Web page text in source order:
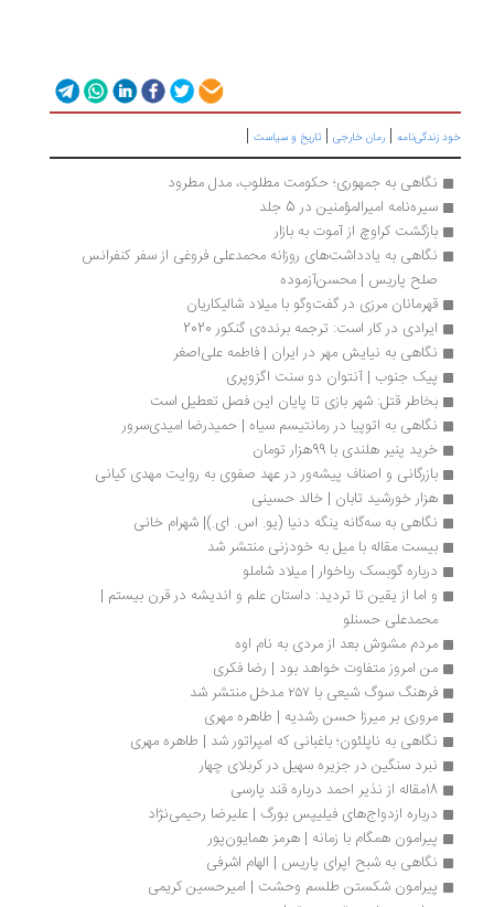
زندگی‌نامه|رمان خارجی|تاریخ و سیاست |
نگاهی به جمهوری؛ حکومت مطلوب، مدل مطرود
سیره‌نامه امیرالمؤمنین در 5 جلد
بازگشت کراوچ از آموت به بازار
نگاهی به یادداشت‌های روزانه محمد‌علی فروغی از سفر کنفرانس
صلح پاریس | محسن‌آزموده
قهرمانان مرزی در گفت‌وگو با میلاد شالیکاریان
ایرادی در کار است: ترجمه برنده‌ی گنکور 2020
نگاهی به نیایش مهر در ایران | فاطمه علی‌اصغر
پیک جنوب | آنتوان دو سنت اگزوپری
بخاطر قتل: شهر بازی تا پایان این فصل تعطیل است
نگاهی به اتوپیا در رمانتیسم سیاه | حمیدرضا امیدی‌سرور
خرید پنیر هلندی با 99هزار تومان
بازرگانی و اصناف پیشه‌ور در عهد صفوی به روایت مهدی کیانی
هزار خورشید تابان | خالد حسینی
نگاهی به سه‌گانه ینگه دنیا (یو. اس. ای.)| شهرام خانی
بیست مقاله با میل به خودزنی منتشر شد
درباره گوبسک رباخوار | میلاد شاملو
و اما از یقین تا تردید: داستان علم و اندیشه در قرن بیستم |
محمدعلی حسنلو
مردم مشوش بعد از مردی به نام اوه
من امروز متفاوت خواهد بود | رضا فکری
فرهنگ سوگ شیعی با ۲۵۷ مدخل منتشر شد
مروری بر میرزا حسن رشدیه | طاهره مهری
نگاهی به ناپلئون؛ باغبانی که امپراتور شد | طاهره مهری
نبرد سنگین در جزیره سهیل در کربلای چهار
درباره ازدواج‌های فیلیپس بورگ | علیرضا رحیمی‌نژاد
پیرامون همگام با زمانه | هرمز همایون‌پور
نگاهی به شبح اپرای پاریس | الهام اشرفی
پیرامون شکستن طلسم وحشت | امیرحسین کریمی